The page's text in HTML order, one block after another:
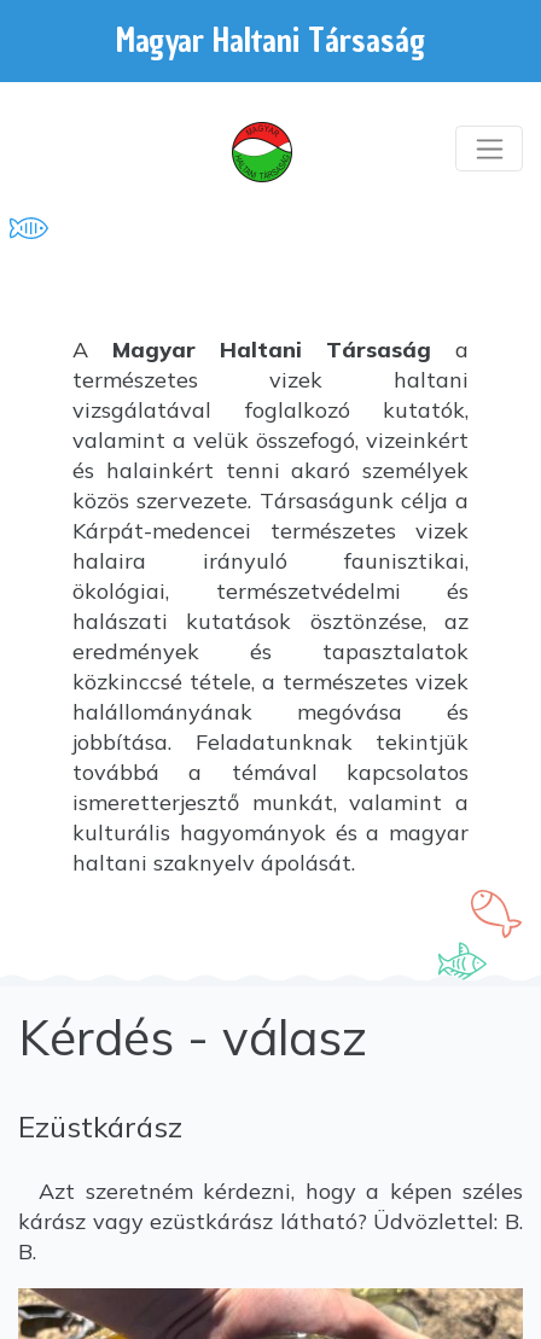
Magyar Haltani Társaság
A Magyar Haltani Társaság a
természetes vizek haltani
vizsgálatával foglalkozó kutatók,
valamint a velük összefogó, vizeinkért
és halainkért tenni akaró személyek
közös szervezete. Társaságunk célja a
Kárpát-medencei természetes vizek
halaira irányuló faunisztikai,
ökológiai, természetvédelmi és
halászati kutatások ösztönzése, az
eredmények és tapasztalatok
közkinccsé tétele, a természetes vizek
halállományának megóvása és
jobbítása. Feladatunknak tekintjük
továbbá a témával kapcsolatos
ismeretterjesztő munkát, valamint a
kulturális hagyományok és a magyar
haltani szaknyelv ápolását.
Kérdés - válasz
Ezüstkárász
Azt szeretném kérdezni, hogy a képen széles
kárász vagy ezüstkárász látható? Üdvözlettel: B.
B.